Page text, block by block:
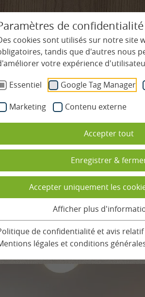
de confidentialité
cookies sont utilisés sur notre site
tandis que d'autres nous
votre expérience
Essentiel
Google Tag Manager
Marketing Contenu externe
Accepter tout
Enregistrer &
Accepter uniquement les
Afficher plus
de confidentialité et avis relatif
légales et conditions
+49-7645-9119-0
ET SPA
espace sauna
vacances de bien-être avec des
Spa à Ludinmühle
GASTRONOMIE
Restaurants
Pension privilège
École de cuisine
Calendrier
Réserver une table
Nature et
Randonnée et
Vélo et V.T.T.
Golf dans la
Vacances en
Programme
ou est